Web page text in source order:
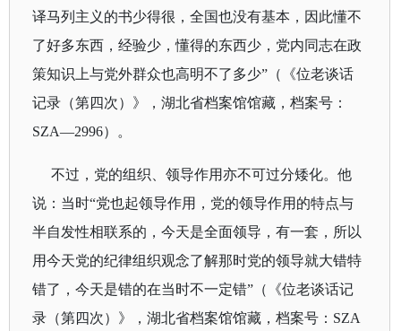
译马列主义的书少得很，全国也没有基本，因此懂不
了好多东西，经验少，懂得的东西少，党内同志在政
策知识上与党外群众也高明不了多少”（《位老谈话
记录（第四次）》，湖北省档案馆馆藏，档案号：
SZA—2996）。
不过，党的组织、领导作用亦不可过分矮化。他
说：当时“党也起领导作用，党的领导作用的特点与
半自发性相联系的，今天是全面领导，有一套，所以
用今天党的纪律组织观念了解那时党的领导就大错特
错了，今天是错的在当时不一定错”（《位老谈话记
录（第四次）》，湖北省档案馆馆藏，档案号： SZA